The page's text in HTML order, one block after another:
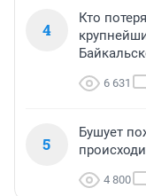
4
Кто
6 631
5
Бушует
4 800